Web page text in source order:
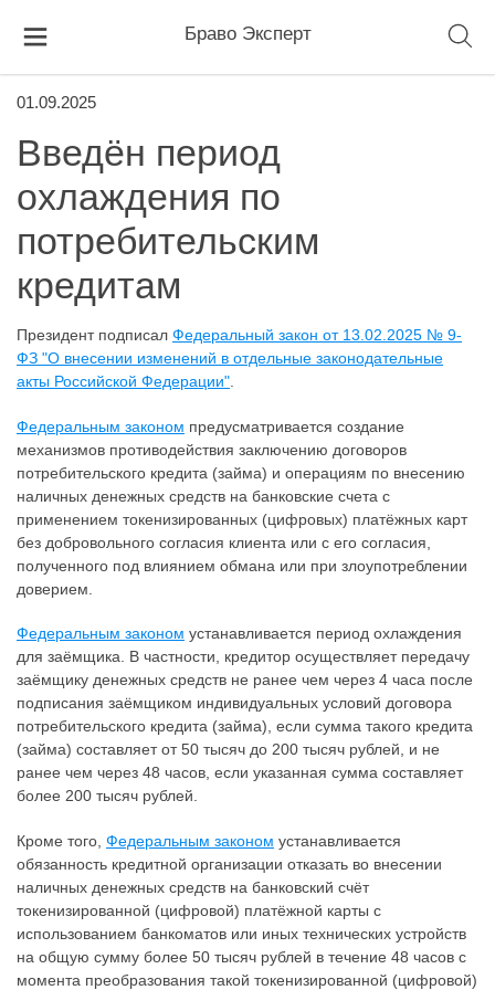
Браво Эксперт
01.09.2025
Введён период
охлаждения по
потребительским
кредитам
Президент подписал Федеральный закон от 13.02.2025 № 9-
ФЗ "О внесении изменений в отдельные законодательные
акты Российской Федерации"
Федеральным законом предусматривается создание
механизмов противодействия заключению договоров
потребительского кредита (займа) и операциям по внесению
наличных денежных средств на банковские счета с
применением токенизированных (цифровых) платёжных карт
без добровольного согласия клиента или с его согласия,
полученного под влиянием обмана или при злоупотреблении
доверием.
Федеральным законом устанавливается период охлаждения
для заёмщика. В частности, кредитор осуществляет передачу
заёмщику денежных средств не ранее чем через 4 часа после
подписания заёмщиком индивидуальных условий договора
потребительского кредита (займа), если сумма такого кредита
(займа) составляет от 50 тысяч до 200 тысяч рублей, и не
ранее чем через 48 часов, если указанная сумма составляет
более 200 тысяч рублей.
Кроме того, Федеральным законом устанавливается
обязанность кредитной организации отказать во внесении
наличных денежных средств на банковский счёт
токенизированной (цифровой) платёжной карты с
использованием банкоматов или иных технических устройств
на общую сумму более 50 тысяч рублей в течение 48 часов с
момента преобразования такой токенизированной (цифровой)